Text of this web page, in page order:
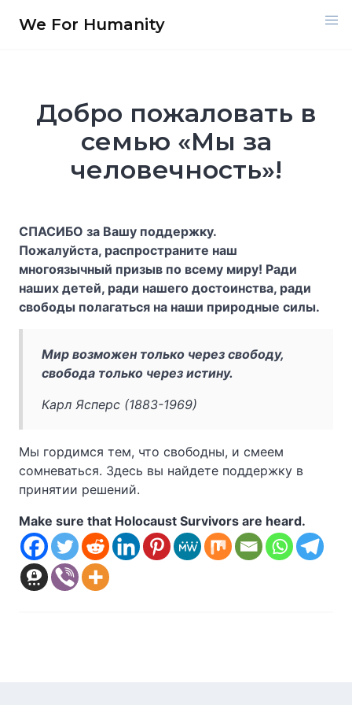
We For Humanity
Добро пожаловать в
семью «Мы за
человечность»!
СПАСИБО за Вашу поддержку.
Пожалуйста, распространите наш
многоязычный призыв по всему миру! Ради
наших детей, ради нашего достоинства, ради
свободы полагаться на наши природные силы.
Мир возможен только через свободу,
свобода только через истину.
Карл Ясперс (1883-1969)
Мы гордимся тем, что свободны, и смеем
сомневаться. Здесь вы найдете поддержку в
принятии решений.
Make sure that Holocaust Survivors are heard.